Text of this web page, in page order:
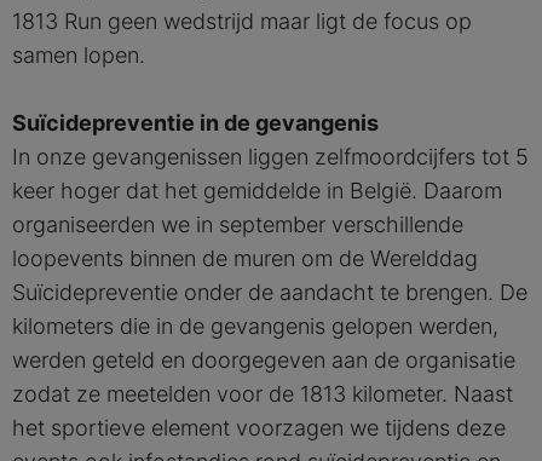
1813 Run geen wedstrijd maar ligt de focus op
samen lopen.
Suïcidepreventie in de gevangenis
In onze gevangenissen liggen zelfmoordcijfers tot 5
keer hoger dat het gemiddelde in België. Daarom
organiseerden we in september verschillende
loopevents binnen de muren om de Werelddag
Suïcidepreventie onder de aandacht te brengen. De
kilometers die in de gevangenis gelopen werden,
werden geteld en doorgegeven aan de organisatie
zodat ze meetelden voor de 1813 kilometer. Naast
het sportieve element voorzagen we tijdens deze